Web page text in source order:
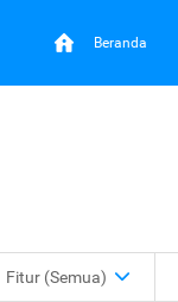
Beranda
Fitur (Semua)